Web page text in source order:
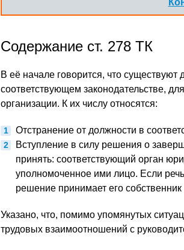
Содержание ст. 278 ТК
В её начале говорится, что
соответствующем законодательстве,
организации. К их числу относятся:
Отстранение от должности в
Вступление в силу решения о
принять: соответствующий орган
уполномоченное ими лицо. Если
решение принимает его
Указано, что, помимо упомянутых
трудовых взаимоотношений с